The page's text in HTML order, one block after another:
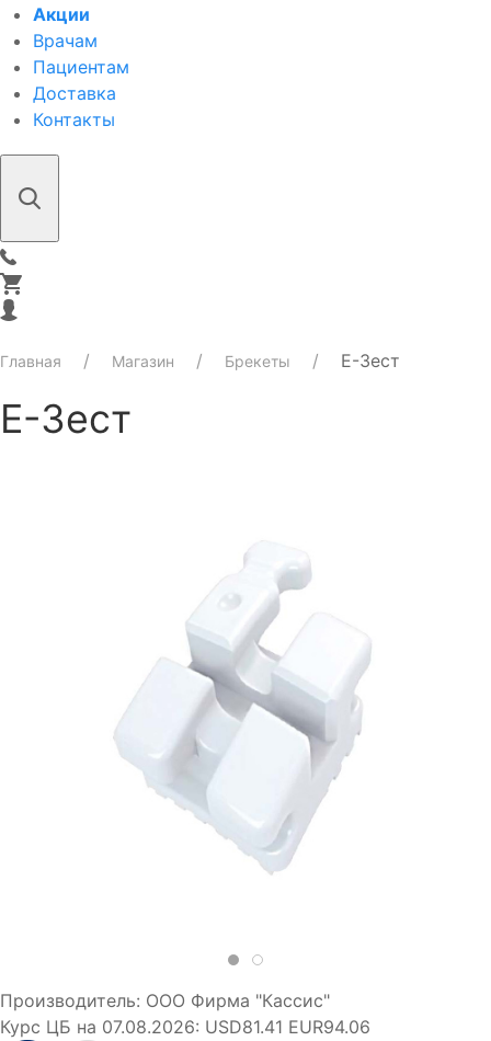
Акции
Врачам
Пациентам
Доставка
Контакты
Главная Магазин Брекеты E-Зест
E-Зест
Производитель: ООО Фирма "Кассис"
Курс ЦБ на 07.08.2026: USD81.41 EUR94.06